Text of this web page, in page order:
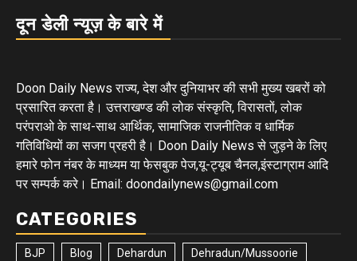
दून डेली न्यूज़ के बारे में
Doon Daily News राज्य, देश और दुनियाभर की सभी मुख्य खबरों को
प्रसारित करता है। उत्तराखण्ड की लोक संस्कृति, विरासतों, लोक
परंपराओ के साथ-साथ आर्थिक, सामाजिक राजनीतिक व धार्मिक
गतिविधियों का सजग प्रहरी है। Doon Daily News से जुड़ने के लिए
हमारे फोन नंबर के माध्यम या फेसबुक पेज,यू-ट्यूब चैनल,इंस्टाग्राम आदि
पर सम्पर्क करे। Email: doondailynews@gmail.com
CATEGORIES
BJP Blog Dehardun Dehradun/Mussoorie